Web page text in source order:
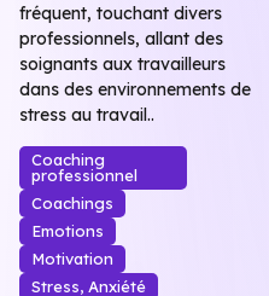
fréquent, touchant divers
professionnels, allant des
soignants aux travailleurs
dans des environnements de
stress au travail..
Coaching
professionnel
Coachings
Emotions
Motivation
Stress, Anxiété